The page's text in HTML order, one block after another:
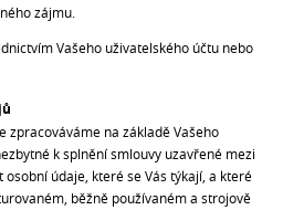
zájmu.
Vašeho uživatelského účtu nebo
zpracováváme na základě Vašeho
k splnění smlouvy uzavřené mezi
údaje, které se Vás týkají, a které
běžně používaném a strojově